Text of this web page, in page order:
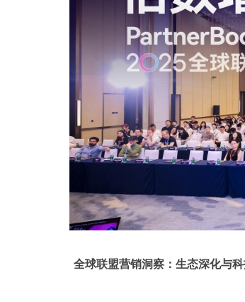
全球联盟营销洞察：生态深化与